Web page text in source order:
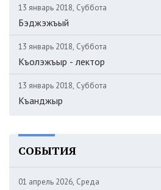
13 январь 2018, Суббота
Бэджэжъый
13 январь 2018, Суббота
Къолэжъыр - лектор
13 январь 2018, Суббота
Къанджыр
СОБЫТИЯ
01 апрель 2026, Среда